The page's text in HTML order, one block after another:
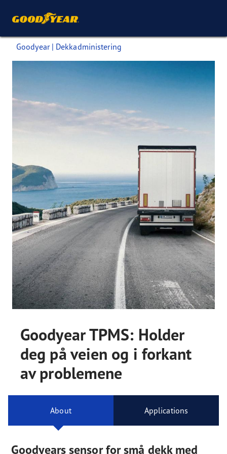
Goodyear | Dekkadministering
Goodyear TPMS: Holder
deg på veien og i forkant
av problemene
About Applications
Goodyears sensor for små dekk med